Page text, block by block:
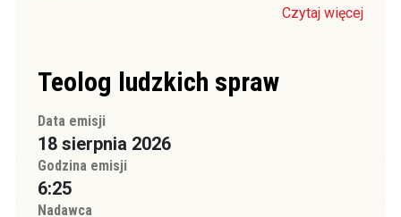
Czytaj więcej
Teolog ludzkich spraw
Data emisji
18 sierpnia 2026
Godzina emisji
6:25
Nadawca